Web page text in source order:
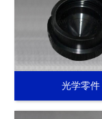
光学零件